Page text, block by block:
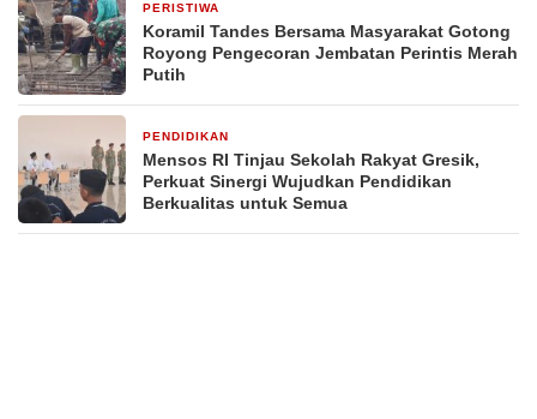
PERISTIWA
Koramil Tandes Bersama Masyarakat Gotong
Royong Pengecoran Jembatan Perintis Merah
Putih
PENDIDIKAN
Mensos RI Tinjau Sekolah Rakyat Gresik,
Perkuat Sinergi Wujudkan Pendidikan
Berkualitas untuk Semua